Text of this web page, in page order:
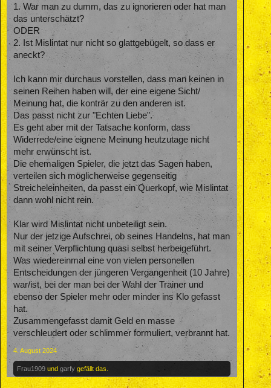
1. War man zu dumm, das zu ignorieren oder hat man
das unterschätzt?
ODER
2. Ist Mislintat nur nicht so glattgebügelt, so dass er
aneckt?
Ich kann mir durchaus vorstellen, dass man keinen in
seinen Reihen haben will, der eine eigene Sicht/
Meinung hat, die konträr zu den anderen ist.
Das passt nicht zur "Echten Liebe".
Es geht aber mit der Tatsache konform, dass
Widerrede/eine eignene Meinung heutzutage nicht
mehr erwünscht ist.
Die ehemaligen Spieler, die jetzt das Sagen haben,
verteilen sich möglicherweise gegenseitig
Streicheleinheiten, da passt ein Querkopf, wie Mislintat
dann wohl nicht rein.
Klar wird Mislintat nicht unbeteiligt sein.
Nur der jetzige Aufschrei, ob seines Handelns, hat man
mit seiner Verpflichtung quasi selbst herbeigeführt.
Was wiedereinmal eine von vielen personellen
Entscheidungen der jüngeren Vergangenheit (10 Jahre)
war/ist, bei der man bei der Wahl der Trainer und
ebenso der Spieler mehr oder minder ins Klo gefasst
hat.
Zusammengefasst damit Geld en masse
verschleudert oder schlimmer formuliert, verbrannt hat.
4. August 2024
Frau1909 und garfy gefällt das.